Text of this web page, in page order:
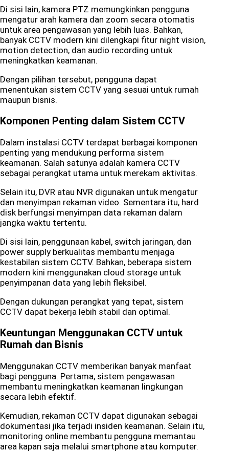
Di sisi lain, kamera PTZ memungkinkan pengguna
mengatur arah kamera dan zoom secara otomatis
untuk area pengawasan yang lebih luas. Bahkan,
banyak CCTV modern kini dilengkapi fitur night vision,
motion detection, dan audio recording untuk
meningkatkan keamanan.
Dengan pilihan tersebut, pengguna dapat
menentukan sistem CCTV yang sesuai untuk rumah
maupun bisnis.
Komponen Penting dalam Sistem CCTV
Dalam instalasi CCTV terdapat berbagai komponen
penting yang mendukung performa sistem
keamanan. Salah satunya adalah kamera CCTV
sebagai perangkat utama untuk merekam aktivitas.
Selain itu, DVR atau NVR digunakan untuk mengatur
dan menyimpan rekaman video. Sementara itu, hard
disk berfungsi menyimpan data rekaman dalam
jangka waktu tertentu.
Di sisi lain, penggunaan kabel, switch jaringan, dan
power supply berkualitas membantu menjaga
kestabilan sistem CCTV. Bahkan, beberapa sistem
modern kini menggunakan cloud storage untuk
penyimpanan data yang lebih fleksibel.
Dengan dukungan perangkat yang tepat, sistem
CCTV dapat bekerja lebih stabil dan optimal.
Keuntungan Menggunakan CCTV untuk
Rumah dan Bisnis
Menggunakan CCTV memberikan banyak manfaat
bagi pengguna. Pertama, sistem pengawasan
membantu meningkatkan keamanan lingkungan
secara lebih efektif.
Kemudian, rekaman CCTV dapat digunakan sebagai
dokumentasi jika terjadi insiden keamanan. Selain itu,
monitoring online membantu pengguna memantau
area kapan saja melalui smartphone atau komputer.